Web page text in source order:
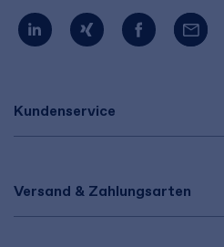
Kundenservice
Versand & Zahlungsarten